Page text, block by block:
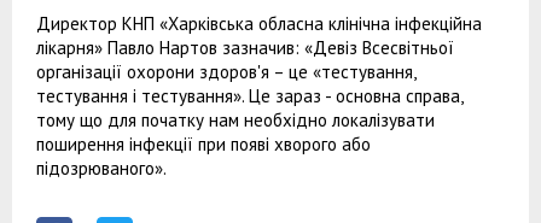
Директор КНП «Харківська обласна клінічна інфекційна
лікарня» Павло Нартов зазначив: «Девіз Всесвітньої
організації охорони здоров'я – це «тестування,
тестування і тестування». Це зараз - основна справа,
тому що для початку нам необхідно локалізувати
поширення інфекції при появі хворого або
підозрюваного».